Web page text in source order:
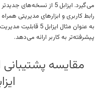
رابط کاربری و ابزارهای مدیریتی
به عنوان مثال
پیشرفته‌تر به کاربر ارائه می‌دهد.
مقایسه پشتیبانی